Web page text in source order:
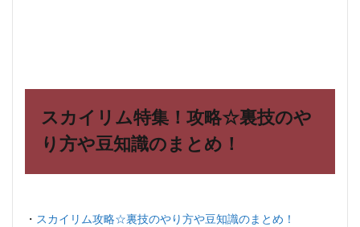
スカイリム特集！攻略☆裏技のや
り方や豆知識のまとめ！
・ スカイリム攻略☆裏技のやり方や豆知識のまとめ！